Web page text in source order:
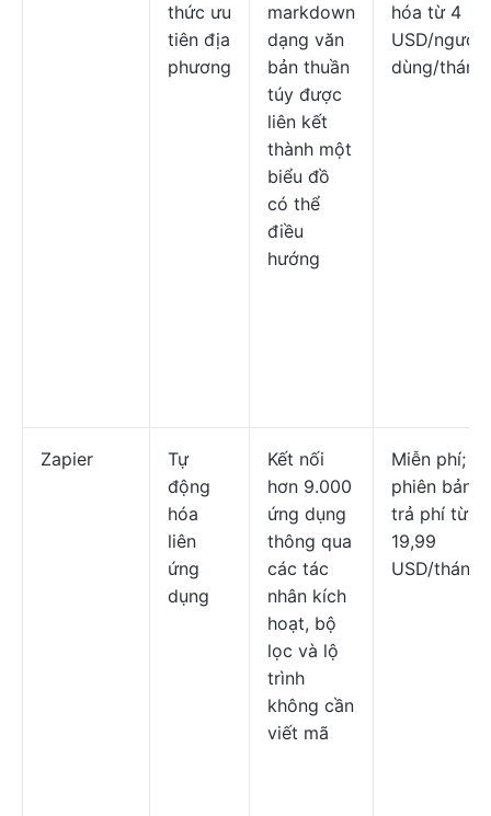
thức ưu
tiên địa
phương
markdown
dạng văn
bản thuần
túy được
liên kết
thành một
biểu đồ
có thể
điều
hướng
hóa từ 4
USD/người
dùng/tháng
Zapier
Tự
động
hóa
liên
ứng
dụng
Kết nối
hơn 9.000
ứng dụng
thông qua
các tác
nhân kích
hoạt, bộ
lọc và lộ
trình
không cần
viết mã
Miễn phí;
phiên bản
trả phí từ
19,99
USD/tháng